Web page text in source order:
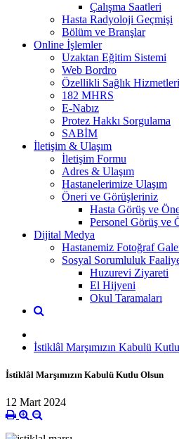
Çalışma Saatleri
Hasta Radyoloji Geçmişi
Bölüm ve Branşlar
Online İşlemler
Uzaktan Eğitim Sistemi
Web Bordro
Özellikli Sağlık Hizmetleri
182 MHRS
E-Nabız
Protez Hakkı Sorgulama
SABİM
İletişim & Ulaşım
İletişim Formu
Adres & Ulaşım
Hastanelerimize Ulaşım
Öneri ve Görüşleriniz
Hasta Görüş ve
Personel Görüş ve
Dijital Medya
Hastanemiz Fotoğraf
Sosyal Sorumluluk
Huzurevi Ziyareti
El Hijyeni
Okul Taramaları
İstiklâl Marşımızın Kabulü
İstiklâl Marşımızın Kabulü Kutlu Olsun
12 Mart 2024